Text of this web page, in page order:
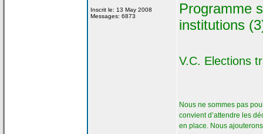
Inscrit le: 13 May 2008
Messages: 6873
Programme
institutions
V.C. Elections
Nous ne sommes pas
convient d’attendre les
en place. Nous